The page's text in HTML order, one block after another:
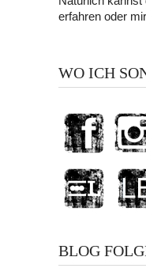
erfahren oder mir
WO ICH
BLOG